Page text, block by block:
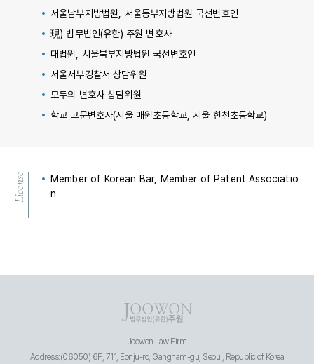
서울남부지방법원, 서울동부지방법원 국선변호인
現) 법무법인(유한) 주원 변호사
대법원, 서울북부지방법원 국선변호인
서울서부경찰서 상담위원
모두의 변호사 상담위원
학교 고문변호사(서울 매원초등학교, 서울 한천초등학교)
License
Member of Korean Bar, Member of Patent Associatio
n
Joowon Law Firm
Address:(06050) 6F, 711, Eonju-ro, Gangnam-gu, Seoul, Republic of Korea